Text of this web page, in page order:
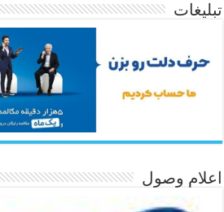
تبلیغات
اعلام وصول